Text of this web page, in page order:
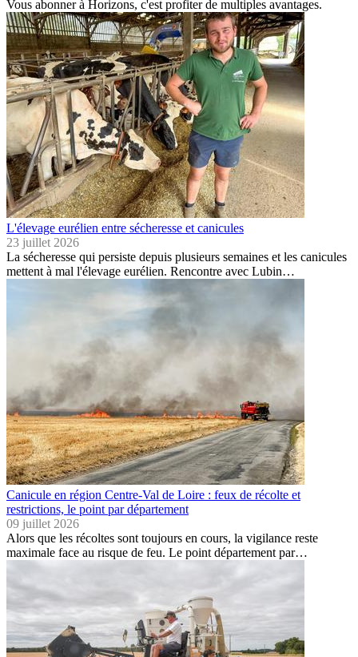
Vous abonner à Horizons, c'est profiter de multiples avantages.
L'élevage eurélien entre sécheresse et canicules
23 juillet 2026
La sécheresse qui persiste depuis plusieurs semaines et les canicules
mettent à mal l'élevage eurélien. Rencontre avec Lubin…
Canicule en région Centre-Val de Loire : feux de récolte et
restrictions, le point par département
09 juillet 2026
Alors que les récoltes sont toujours en cours, la vigilance reste
maximale face au risque de feu. Le point département par…